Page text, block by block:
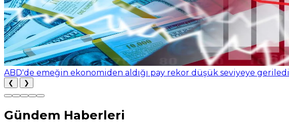
ABD'de emeğin ekonomiden aldığı pay rekor düşük seviyeye geriledi
❮ ❯
Gündem Haberleri